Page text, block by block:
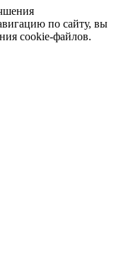
по сайту, вы
cookie-файлов.